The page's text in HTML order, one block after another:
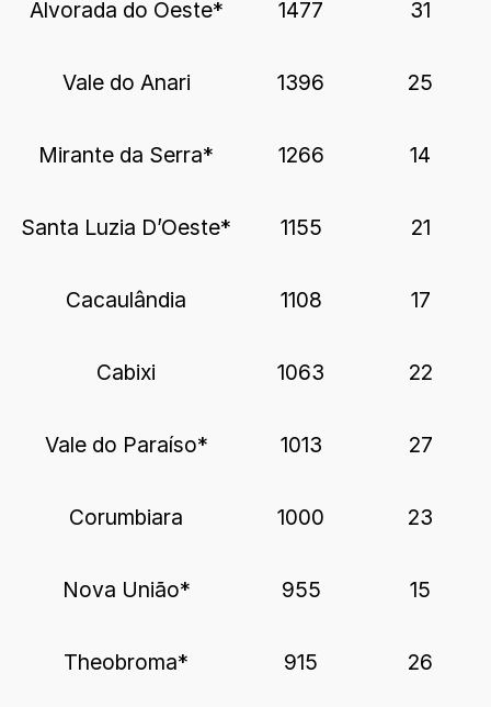
Alvorada do Oeste* 1477 31
Vale do Anari 1396 25
Mirante da Serra* 1266 14
Santa Luzia D’Oeste* 1155 21
Cacaulândia 1108 17
Cabixi 1063 22
Vale do Paraíso* 1013 27
Corumbiara 1000 23
Nova União* 955 15
Theobroma* 915 26